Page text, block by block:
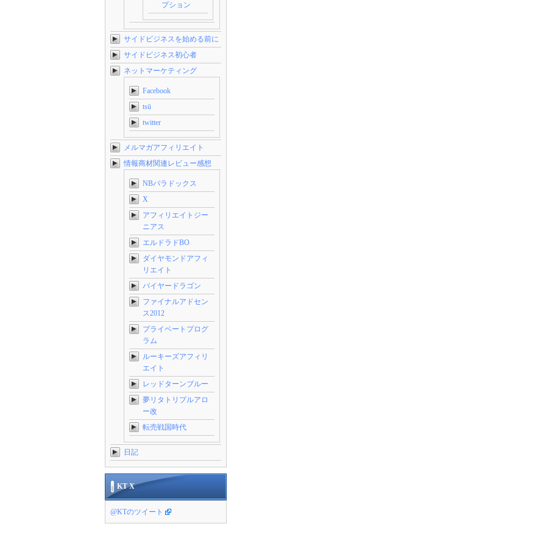
プション
サイドビジネスを始める前に
サイドビジネス初心者
ネットマーケティング
Facebook
tsū
twitter
メルマガアフィリエイト
情報商材関連レビュー感想
NBパラドックス
X
アフィリエイトジー
ニアス
エルドラドBO
ダイヤモンドアフィ
リエイト
バイヤードラゴン
ファイナルアドセン
ス2012
プライベートプログ
ラム
ルーキーズアフィリ
エイト
レッドターンブルー
夢リタトリプルアロ
ー改
転売戦国時代
日記
KT X
@KTのツイート